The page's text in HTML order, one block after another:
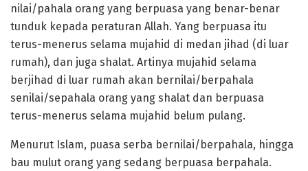
nilai/pahala orang yang berpuasa yang benar-benar
tunduk kepada peraturan Allah. Yang berpuasa itu
terus-menerus selama mujahid di medan jihad (di luar
rumah), dan juga shalat. Artinya mujahid selama
berjihad di luar rumah akan bernilai/berpahala
senilai/sepahala orang yang shalat dan berpuasa
terus-menerus selama mujahid belum pulang.
Menurut Islam, puasa serba bernilai/berpahala, hingga
bau mulut orang yang sedang berpuasa berpahala.